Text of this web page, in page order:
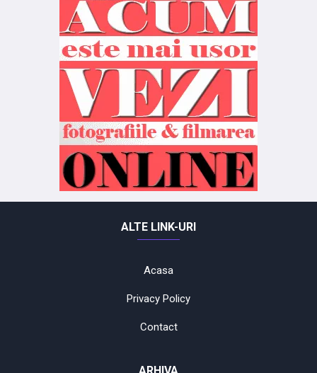
ALTE LINK-URI
Acasa
Privacy Policy
Contact
ARHIVA